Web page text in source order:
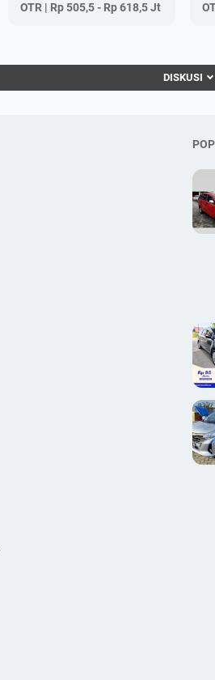
OTR | Rp 505,5 - Rp 618,5 Jt
DISKUSI